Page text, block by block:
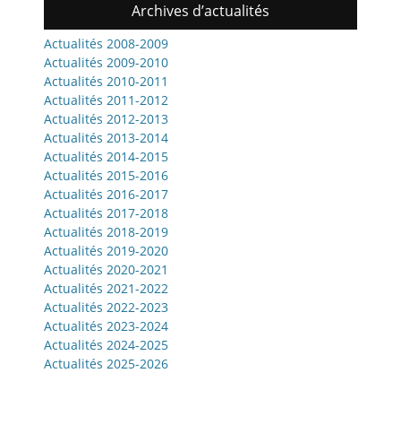
Archives d’actualités
Actualités 2008-2009
Actualités 2009-2010
Actualités 2010-2011
Actualités 2011-2012
Actualités 2012-2013
Actualités 2013-2014
Actualités 2014-2015
Actualités 2015-2016
Actualités 2016-2017
Actualités 2017-2018
Actualités 2018-2019
Actualités 2019-2020
Actualités 2020-2021
Actualités 2021-2022
Actualités 2022-2023
Actualités 2023-2024
Actualités 2024-2025
Actualités 2025-2026